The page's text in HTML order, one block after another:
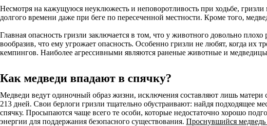
Несмотря на кажущуюся неуклюжесть и неповоротливость при ходьбе, гризли
долгого времени даже при беге по пересеченной местности. Кроме того,
Главная опасность гризли заключается в том, что у животного довольно
вообразив, что ему угрожает опасность. Особенно гризли не любят, когда их
кемпингов. Наиболее агрессивными являются раненые животные и
Как медведи впадают в спячку?
Медведи ведут одиночный образ жизни, исключения составляют лишь
213 дней. Свои берлоги гризли тщательно обустраивают: найдя подходящее
спячку. Просыпаются чаще всего те особи, которые недостаточно хорошо
энергии для поддержания безопасного существования. Проснувшийся